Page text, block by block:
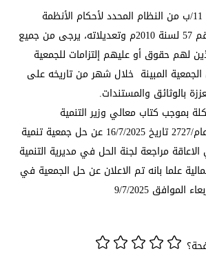
استناداً لأحكام المادة 11/ب من النظام المحدد لأحكام الأنظمة
الأساسية للجمعيات رقم 57 لسنة 2010م وتعديلاته، يرجى من جميع
لهم حقوق أو عليهم إلتزامات للجمعية
الجمعية المبينة خلال شهر من تاريخه على
بالوثائق والمستندات.
بموجب كتاب معالي وزير التنمية
الاجتماعية رقم ج م/عام/2727 تاريخ 16/7/2025 عن حل جمعية تنمية
مراجعة لجنة الحل في مديرية التنمية
علما بانه تم الاعلان عن حل الجمعية في
9/7/2025